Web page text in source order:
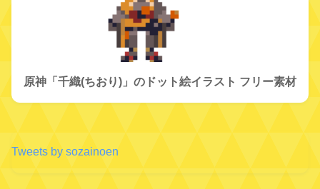
原神「千織(ちおり)」のドット絵イラスト フリー素材
Tweets by sozainoen